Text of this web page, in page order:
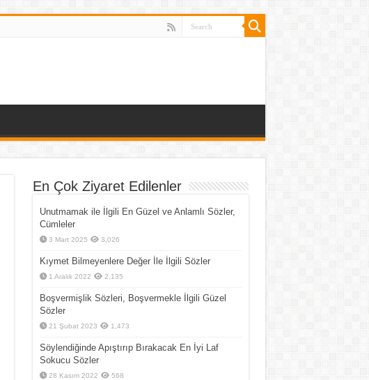
En Çok Ziyaret Edilenler
Unutmamak ile İlgili En Güzel ve Anlamlı Sözler,
Cümleler
3 Mart 2025 3,026
Kıymet Bilmeyenlere Değer İle İlgili Sözler
1 Aralık 2022 2,135
Boşvermişlik Sözleri, Boşvermekle İlgili Güzel
Sözler
21 Şubat 2023 1,473
Söylendiğinde Apıştırıp Bırakacak En İyi Laf
Sokucu Sözler
28 Kasım 2022 568